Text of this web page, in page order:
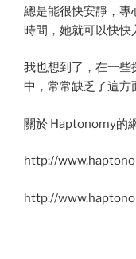
總是能很快安靜，專
時間，她就可以快快
我也想到了，在一些
中，常常缺乏了這方
關於 Haptonomy的
http://
http://